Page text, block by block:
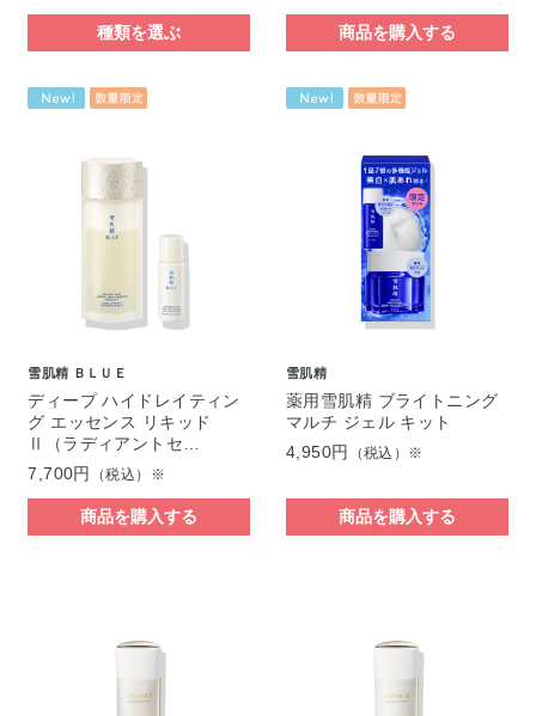
種類を選ぶ 商品を購入する
雪肌精 ＢＬＵＥ
ディープ ハイドレイティン
グ エッセンス リキッド
Ⅱ（ラディアントセ…
7,700円
（税込）※
商品を購入する
雪肌精
薬用雪肌精 ブライトニング
マルチ ジェル キット
4,950円
（税込）※
商品を購入する